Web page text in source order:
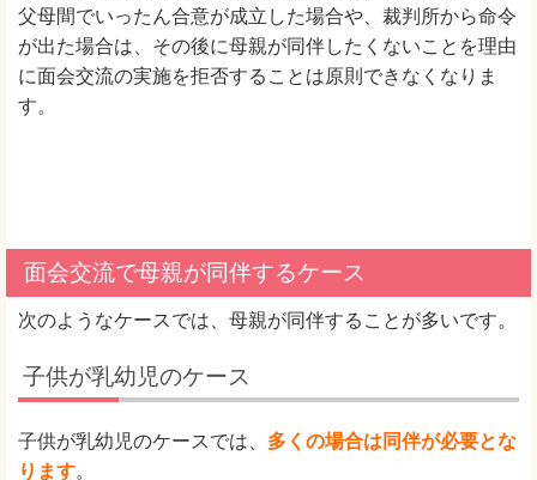
父母間でいったん合意が成立した場合や、裁判所から命令
が出た場合は、その後に母親が同伴したくないことを理由
に面会交流の実施を拒否することは原則できなくなりま
す。
面会交流で母親が同伴するケース
次のようなケースでは、母親が同伴することが多いです。
子供が乳幼児のケース
子供が乳幼児のケースでは、 多くの場合は同伴が必要とな
ります。